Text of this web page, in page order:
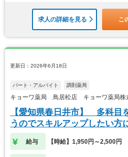
求人の詳細を見る こ
更新日：2026年6月18日
パート・アルバイト 調剤薬局
キョーワ薬局 鳥居松店 キョーワ薬局株
【愛知県春日井市】 多科目
うのでスキルアップしたい方
給与 【時給】1,950円～2,500円